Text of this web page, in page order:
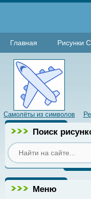
Главная Рисунки
Самолёты из символов
Поиск
Меню